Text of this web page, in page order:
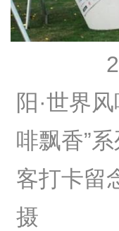
阳·世界
啡飘香”
客打卡留
摄